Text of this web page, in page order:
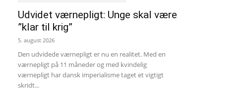
Udvidet værnepligt: Unge skal være
”klar til krig”
5. august 2026
Den udvidede værnepligt er nu en realitet. Med en
værnepligt på 11 måneder og med kvindelig
værnepligt har dansk imperialisme taget et vigtigt
skridt...